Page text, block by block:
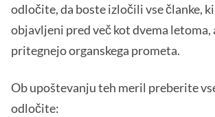
odločite, da boste izločili vse članke,
objavljeni pred več kot dvema letoma,
pritegnejo organskega prometa.
Ob upoštevanju teh meril preberite
odločite: